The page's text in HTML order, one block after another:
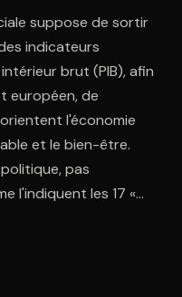
suppose de sortir
indicateurs
brut (PIB), afin
européen, de
l'économie
et le bien-être.
pas
l'indiquent les 17 «
» (ODD) des